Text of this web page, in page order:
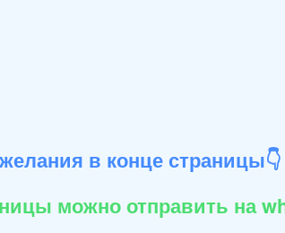
в конце
можно отправить на